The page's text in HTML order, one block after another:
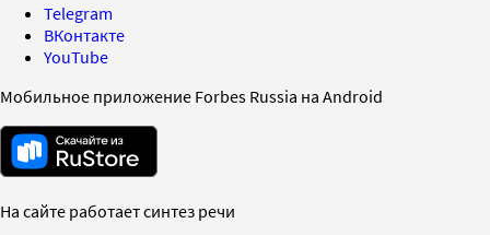
Telegram
ВКонтакте
YouTube
Мобильное приложение Forbes Russia на Android
На сайте работает синтез речи